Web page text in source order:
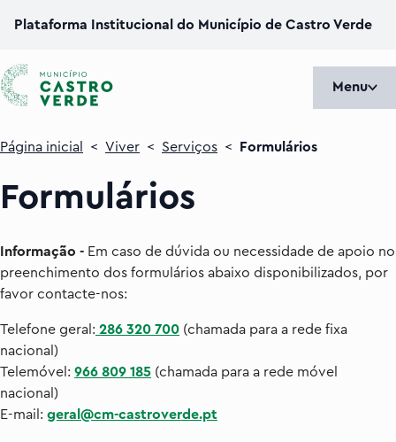
Plataforma Institucional do Município de Castro Verde
Menu
Página inicial < Viver < Serviços < Formulários
Formulários
Informação - Em caso de dúvida ou necessidade de apoio no
preenchimento dos formulários abaixo disponibilizados, por
favor contacte-nos:
Telefone geral: 286 320 700 (chamada para a rede fixa
nacional)
Telemóvel: 966 809 185 (chamada para a rede móvel
nacional)
E-mail: geral@cm-castroverde.pt